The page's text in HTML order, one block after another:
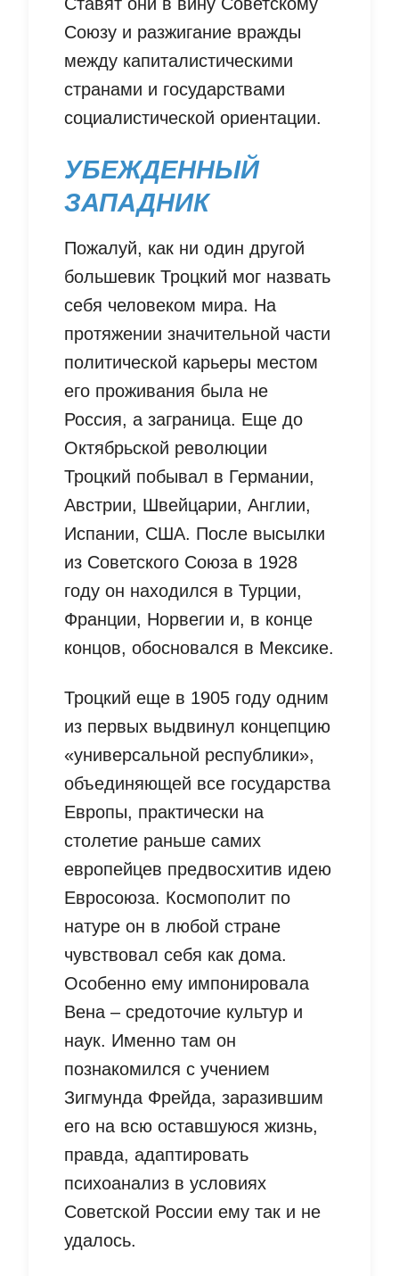
Союзу и разжигание вражды
между капиталистическими
странами и государствами
социалистической ориентации.
УБЕЖДЕННЫЙ
ЗАПАДНИК
Пожалуй, как ни один другой
большевик Троцкий мог назвать
себя человеком мира. На
протяжении значительной части
политической карьеры местом
его проживания была не
Россия, а заграница. Еще до
Октябрьской революции
Троцкий побывал в Германии,
Австрии, Швейцарии, Англии,
Испании, США. После высылки
из Советского Союза в 1928
году он находился в Турции,
Франции, Норвегии и, в конце
концов, обосновался в Мексике.
Троцкий еще в 1905 году одним
из первых выдвинул концепцию
«универсальной республики»,
объединяющей все государства
Европы, практически на
столетие раньше самих
европейцев предвосхитив идею
Евросоюза. Космополит по
натуре он в любой стране
чувствовал себя как дома.
Особенно ему импонировала
Вена – средоточие культур и
наук. Именно там он
познакомился с учением
Зигмунда Фрейда, заразившим
его на всю оставшуюся жизнь,
правда, адаптировать
психоанализ в условиях
Советской России ему так и не
удалось.